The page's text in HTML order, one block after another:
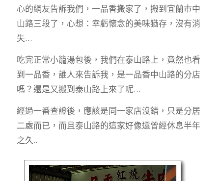
心的網友告訴我們，一品香搬家了，搬到宜蘭市中
山路三段了，心想：幸虧懷念的美味猶存，沒有消
失…
吃完正常小籠湯包後，我們在泰山路上，竟然也看
到一品香，誰人來告訴我，是一品香中山路的分店
嗎？還是又搬到泰山路上來了呢…
經過一番查證後，應該是同一家店沒錯，只是分居
二處而已，而且泰山路的這家好像還曾經休息半年
之久..